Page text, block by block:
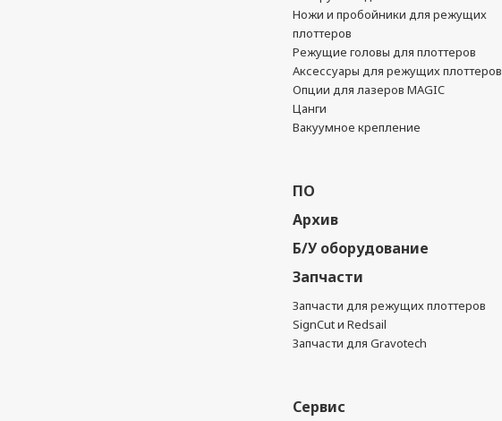
Ножи и пробойники для режущих
плоттеров
Режущие головы для плоттеров
Аксессуары для режущих плоттеров
Опции для лазеров MAGIC
Цанги
Вакуумное крепление
ПО
Архив
Б/У оборудование
Запчасти
Запчасти для режущих плоттеров
SignCut и Redsail
Запчасти для Gravotech
Сервис